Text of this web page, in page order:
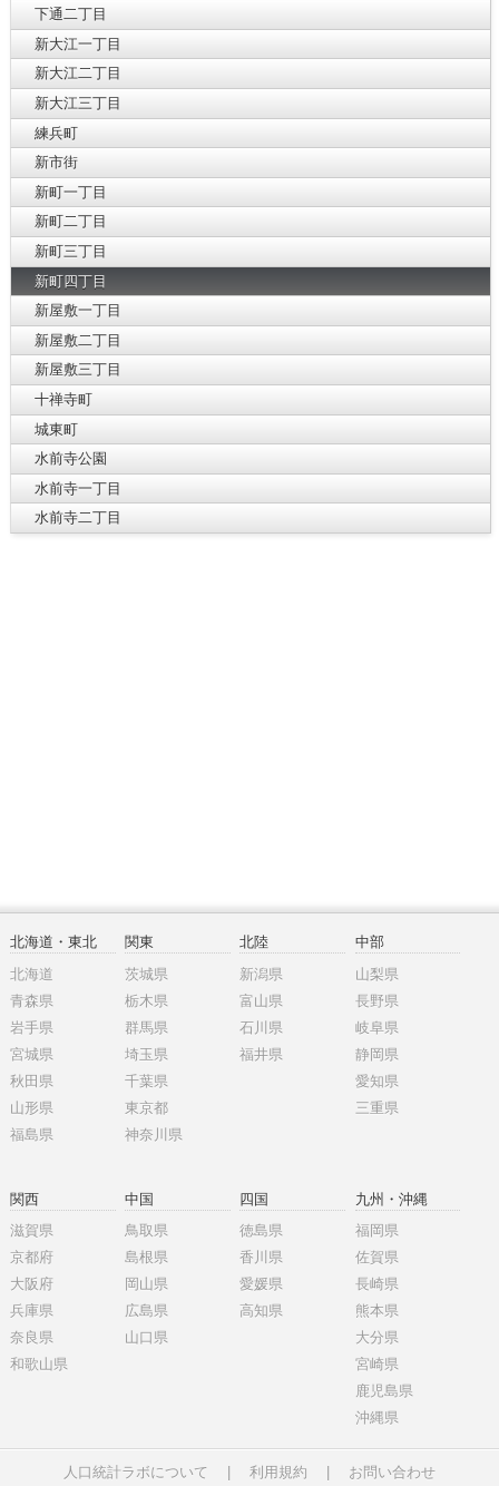
下通二丁目
新大江一丁目
新大江二丁目
新大江三丁目
練兵町
新市街
新町一丁目
新町二丁目
新町三丁目
新町四丁目
新屋敷一丁目
新屋敷二丁目
新屋敷三丁目
十禅寺町
城東町
水前寺公園
水前寺一丁目
水前寺二丁目
北海道・東北
北海道
青森県
岩手県
宮城県
秋田県
山形県
福島県
関東
茨城県
栃木県
群馬県
埼玉県
千葉県
東京都
神奈川県
北陸
新潟県
富山県
石川県
福井県
中部
山梨県
長野県
岐阜県
静岡県
愛知県
三重県
関西
滋賀県
京都府
大阪府
兵庫県
奈良県
和歌山県
中国
鳥取県
島根県
岡山県
広島県
山口県
四国
徳島県
香川県
愛媛県
高知県
九州・沖縄
福岡県
佐賀県
長崎県
熊本県
大分県
宮崎県
鹿児島県
沖縄県
人口統計ラボについて 利用規約 お問い合わせ